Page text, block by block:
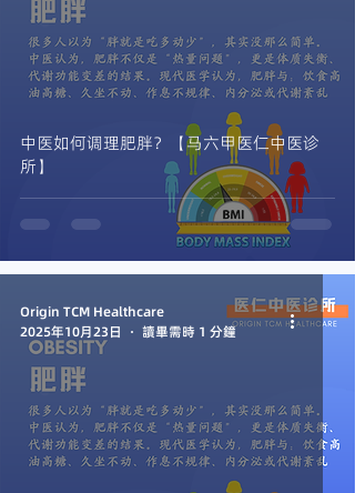
中医如何调理肥胖？【马六甲医仁中医诊
所】
Origin TCM Healthcare
2025年10月23日
讀畢需時 1 分鐘